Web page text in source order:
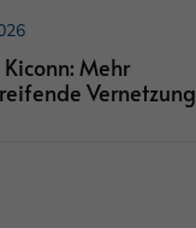
Mehr
Vernetzung